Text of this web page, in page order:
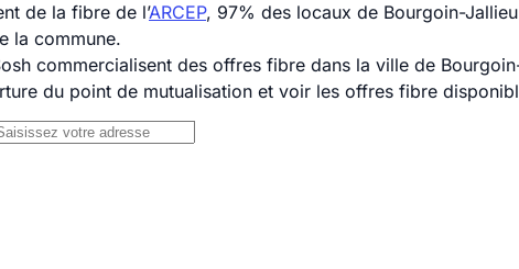
de la fibre de l’ARCEP, 97% des locaux de Bourgoin-
la commune.
commercialisent des offres fibre dans la ville de
du point de mutualisation et voir les offres fibre